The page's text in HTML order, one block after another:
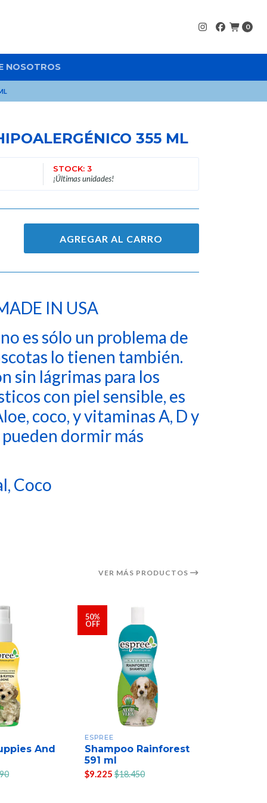
0
NOSOTROS
355 ML
STOCK: 3
¡Últimas unidades!
AGREGAR AL CARRO
IN USA
es sólo un problema de
lo tienen también.
sin lágrimas para los
con piel sensible, es
coco, y vitaminas A, D y
pueden dormir más
Coco
VER MÁS PRODUCTOS
And
50%
OFF
ESPREE
Shampoo Rainforest
591 ml
$9.225 $18.450